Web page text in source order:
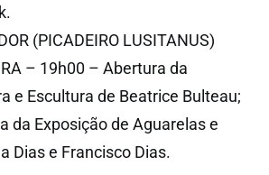
(PICADEIRO LUSITANUS)
– 19h00 – Abertura da
e Escultura de Beatrice Bulteau;
da Exposição de Aguarelas e
Dias e Francisco Dias.